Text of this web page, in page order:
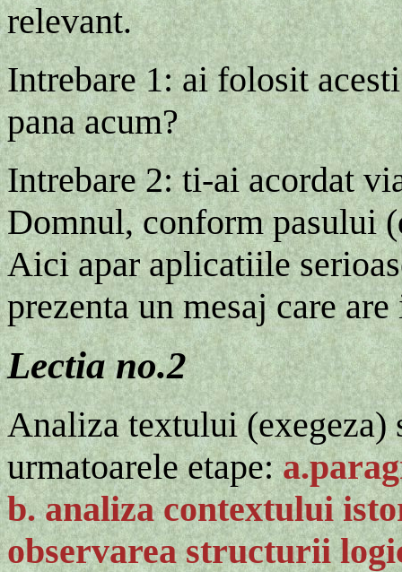
relevant.
Intrebare 1: ai folosit
pana acum?
Intrebare 2: ti-ai acordat
Domnul, conform pasului
Aici apar aplicatiile
prezenta un mesaj care
Lectia no.2
Analiza textului (exegeza)
urmatoarele etape:
b. analiza contextului
observarea structurii